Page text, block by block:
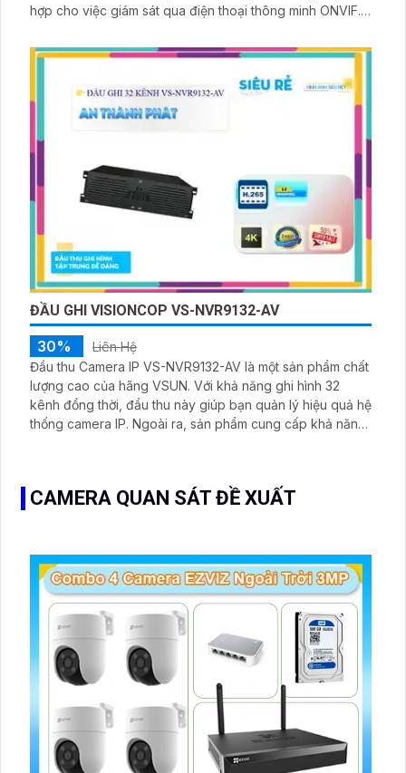
hợp cho việc giám sát qua điện thoại thông minh ONVIF.
một cách an toàn trên 16 ổ cứng HDD
ĐẦU GHI VISIONCOP VS-NVR9132-AV
30%
Liên Hệ
Đầu thu Camera IP VS-NVR9132-AV là một sản phẩm chất
lượng cao của hãng VSUN. Với khả năng ghi hình 32
kênh đồng thời, đầu thu này giúp bạn quản lý hiệu quả hệ
thống camera IP. Ngoài ra, sản phẩm cung cấp khả năng
CAMERA QUAN SÁT ĐỀ XUẤT